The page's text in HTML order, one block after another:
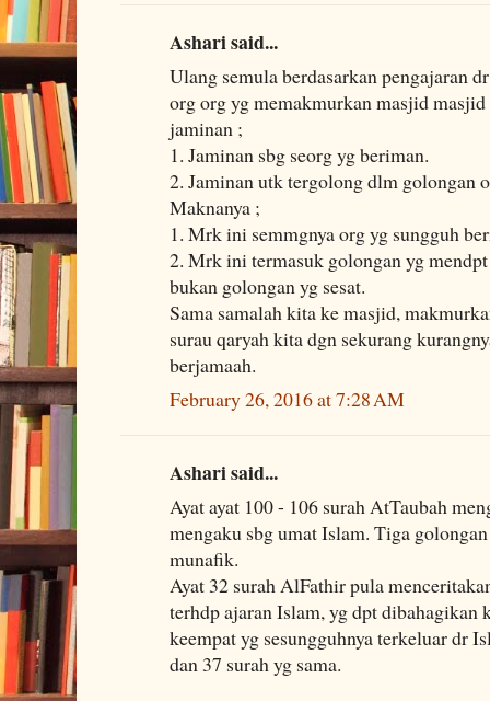
Ashari said...
Ulang semula berdasarkan pengajaran
org org yg memakmurkan masjid
jaminan ;
1. Jaminan sbg seorg yg beriman.
2. Jaminan utk tergolong dlm golongan
Maknanya ;
1. Mrk ini semmgnya org yg sungguh
2. Mrk ini termasuk golongan yg
bukan golongan yg sesat.
Sama samalah kita ke masjid,
surau qaryah kita dgn sekurang
berjamaah.
February 26, 2016 at 7:28 AM
Ashari said...
Ayat ayat 100 - 106 surah AtTaubah
mengaku sbg umat Islam. Tiga
munafik.
Ayat 32 surah AlFathir pula
terhdp ajaran Islam, yg dpt dibahagikan
keempat yg sesungguhnya terkeluar dr
dan 37 surah yg sama.